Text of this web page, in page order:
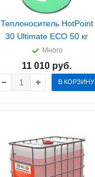
Теплоноситель HotPoint
30 Ultimate ECO 50 кг
Много
11 010 руб.
В КОРЗИНУ